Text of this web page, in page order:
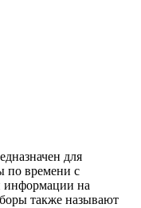
для
по времени с
информации на
также называют